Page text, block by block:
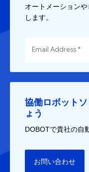
オートメーション
します。
協働ロボット
ょう
DOBOTで貴社の自
お問い合わせ